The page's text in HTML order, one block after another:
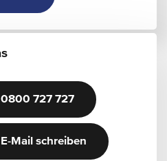
0800 727 727
E-Mail schreiben